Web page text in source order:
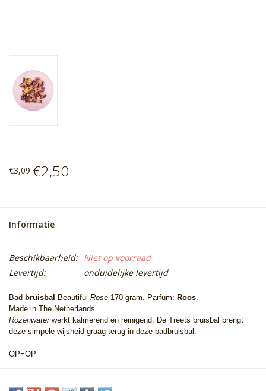
€3,09 €2,50
Informatie
Beschikbaarheid: Niet op voorraad
Levertijd:
onduidelijke levertijd
Bad bruisbal Beautiful Rose 170 gram. Parfum: Roos.
Made in The Netherlands.
Rozenwaterwerkt kalmerend en reinigend. De Treets bruisbal brengt
deze simpele wijsheid graag terug in deze badbruisbal.
OP=OP